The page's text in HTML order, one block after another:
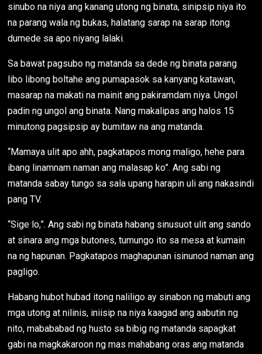
sinubo na niya ang kanang utong ng binata, sinipsip niya ito
na parang wala ng bukas, halatang sarap na sarap itong
dumede sa apo niyang lalaki.
Sa bawat pagsubo ng matanda sa dede ng binata parang
libo libong boltahe ang pumapasok sa kanyang katawan,
masarap na makati na mainit ang pakiramdam niya. Ungol
padin ng ungol ang binata. Nang makalipas ang halos 15
minutong pagsipsip ay bumitaw na ang matanda.
“Mamaya ulit apo ahh, pagkatapos mong maligo, hehe para
ibang linamnam naman ang malasap ko”. Ang sabi ng
matanda sabay tungo sa sala upang harapin uli ang nakasindi
pang TV.
“Sige lo,”. Ang sabi ng binata habang sinusuot ulit ang sando
at sinara ang mga butones, tumungo ito sa mesa at kumain
na ng hapunan. Pagkatapos maghapunan isinunod naman ang
pagligo.
Habang hubot hubad itong naliligo ay sinabon ng mabuti ang
mga utong at nilinis, iniisip na niya kaagad ang aabutin ng
nito, mabababad ng husto sa bibig ng matanda sapagkat
gabi na magkakaroon ng mas mahabang oras ang matanda